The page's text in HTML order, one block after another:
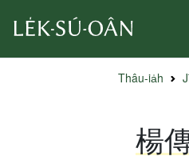
Thâu-ia̍h
楊